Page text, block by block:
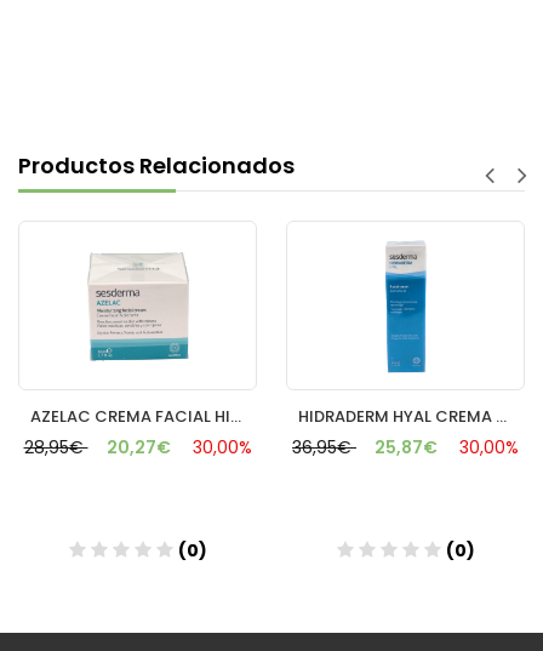
Productos Relacionados
AZELAC CREMA FACIAL HIDRATANTE 50 ML
28,95€ 20,27€ 30,00%
(0)
HIDRADERM HYAL CREMA FACIAL 50 ML
36,95€ 25,87€ 30,00%
(0)